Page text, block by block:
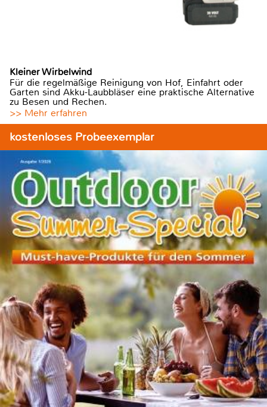
Kleiner Wirbelwind
Für die regelmäßige Reinigung von Hof, Einfahrt oder
Garten sind Akku-Laubbläser eine praktische Alternative
zu Besen und Rechen.
>> Mehr erfahren
kostenloses Probeexemplar